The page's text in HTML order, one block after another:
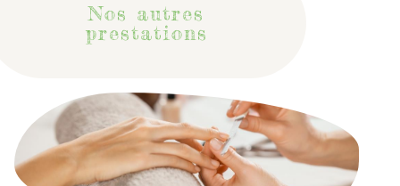
Nos autres
prestations